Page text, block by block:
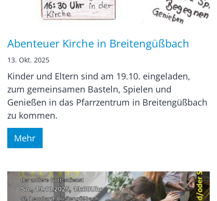
Abenteuer Kirche in Breitengüßbach
13. Okt. 2025
Kinder und Eltern sind am 19.10. eingeladen,
zum gemeinsamen Basteln, Spielen und
Genießen in das Pfarrzentrum in Breitengüßbach
zu kommen.
Mehr